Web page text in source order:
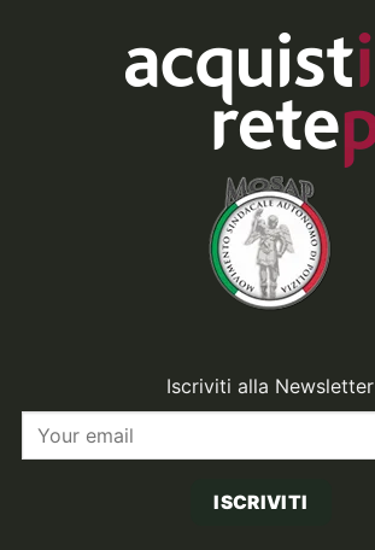
Iscriviti alla Newsletter
ISCRIVITI